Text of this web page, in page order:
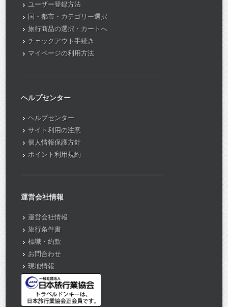
ユーザー登録方法
国・都市・カテゴリー選択
旅行商品の選択・カートへ
チェックアウト手続き
マイページの利用方法
ヘルプセンター
ヘルプセンター
サイト利用の注意
個人情報保護方針
ポイント利用規約
運営会社情報
運営会社情報
旅行条件書
標識・約款
お問合わせ
現地情報